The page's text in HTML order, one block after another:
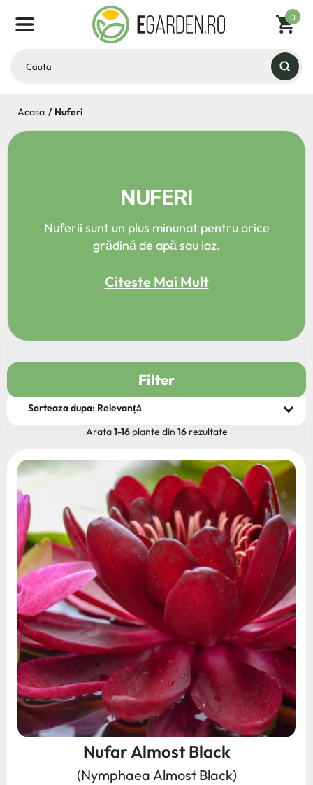
0
Acasa Nuferi
NUFERI
Nuferii sunt un plus minunat pentru orice
grădină de apă sau iaz.
Citeste Mai Mult
Arata1-16plante din 16rezultate
Filter
Nufar Almost Black
(Nymphaea Almost Black)